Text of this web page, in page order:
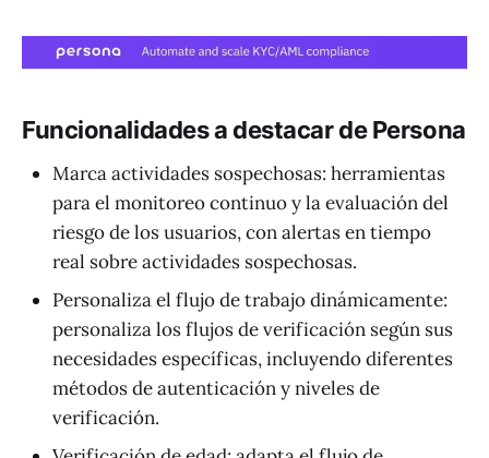
Funcionalidades a destacar de Persona
Marca actividades sospechosas: herramientas
para el monitoreo continuo y la evaluación del
riesgo de los usuarios, con alertas en tiempo
real sobre actividades sospechosas.
Personaliza el flujo de trabajo dinámicamente:
personaliza los flujos de verificación según sus
necesidades específicas, incluyendo diferentes
métodos de autenticación y niveles de
verificación.